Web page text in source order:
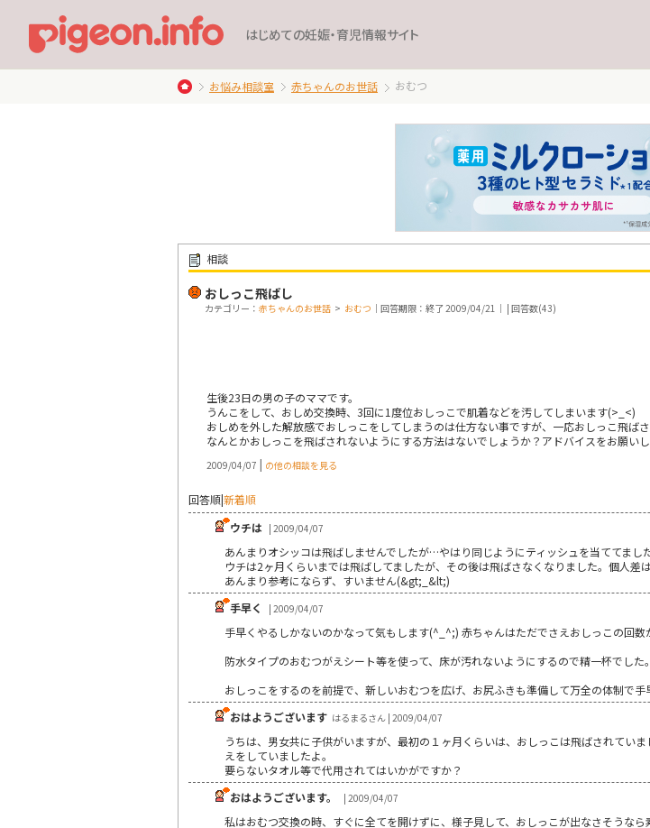
はじめての妊娠・育児情報サイト
お悩み相談室 赤ちゃんのお世話 おむつ
相談
おしっこ飛ばし
カテゴリー： 赤ちゃんのお世話 > おむつ ｜回答期限：終了 2009/04/21｜ | 回答数(43)
生後23日の男の子のママです。
うんこをして、おしめ交換時、3回に1度位おしっこで肌着などを汚してしまいます(>_<)
おしめを外した解放感でおしっこをしてしまうのは仕方ない事ですが、一応おしっこ飛ば
なんとかおしっこを飛ばされないようにする方法はないでしょうか？アドバイスをお願いし
2009/04/07 | の他の相談を見る
回答順|新着順
ウチは | 2009/04/07
あんまりオシッコは飛ばしませんでしたが…やはり同じようにティッシュを当ててました
ウチは2ヶ月くらいまでは飛ばしてましたが、その後は飛ばさなくなりました。個人差
あんまり参考にならず、すいません(&gt;_&lt;)
手早く
| 2009/04/07
手早くやるしかないのかなって気もします(^_^;) 赤ちゃんはただでさえおしっこの回
防水タイプのおむつがえシート等を使って、床が汚れないようにするので精一杯でした。
おしっこをするのを前提で、新しいおむつを広げ、お尻ふきも準備して万全の体制で手
おはようございます はるまるさん | 2009/04/07
うちは、男女共に子供がいますが、最初の１ヶ月くらいは、おしっこは飛ばされてい
えをしていましたよ。
要らないタオル等で代用されてはいかがですか？
おはようございます。
| 2009/04/07
私はおむつ交換の時、すぐに全てを開けずに、様子見して、おしっこが出なさそうなら